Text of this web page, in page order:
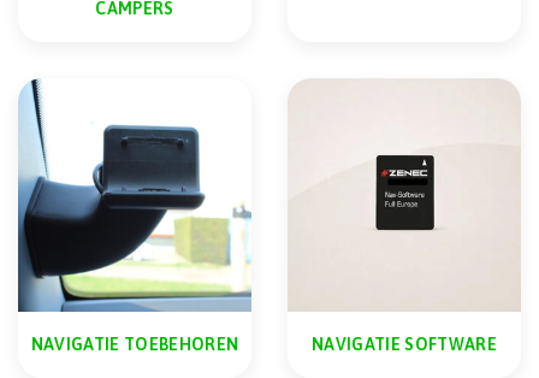
CAMPERS
NAVIGATIE TOEBEHOREN NAVIGATIE SOFTWARE